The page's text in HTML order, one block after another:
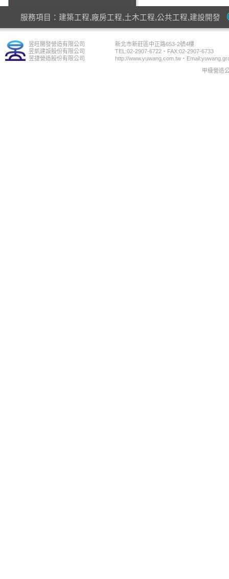
服務項目：建築工程,廠房工程,土木工程,公共工程,建設開發
昱旺開發營造有限公司
昱凱建設股份有限公司
昱捷營造股份有限公司
新北市新莊區中正路653-2號4樓
TEL:02-2907-6722‧FAX:02-2907-6733
http://
甲級營造